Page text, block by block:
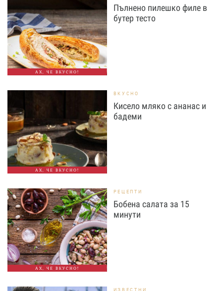
АХ, ЧЕ ВКУСНО!
Пълнено пилешко филе в
бутер тесто
АХ, ЧЕ ВКУСНО!
ВКУСНО
Кисело мляко с ананас и
бадеми
АХ, ЧЕ ВКУСНО!
РЕЦЕПТИ
Бобена салата за 15
минути